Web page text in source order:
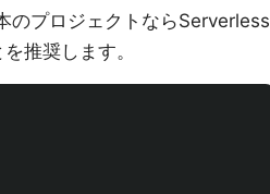
のプロジェクトならServerless
推奨します。